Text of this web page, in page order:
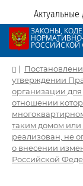
ЗАКОНЫ,
РОССИЙСКОЙ
|
утверждении
организации
отношении
таким домом
реализован, не
о внесении
Российской